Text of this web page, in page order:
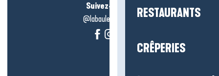
RESTAURANTS
CRÊPERIES
Suivez-nous !
@labauleguérande